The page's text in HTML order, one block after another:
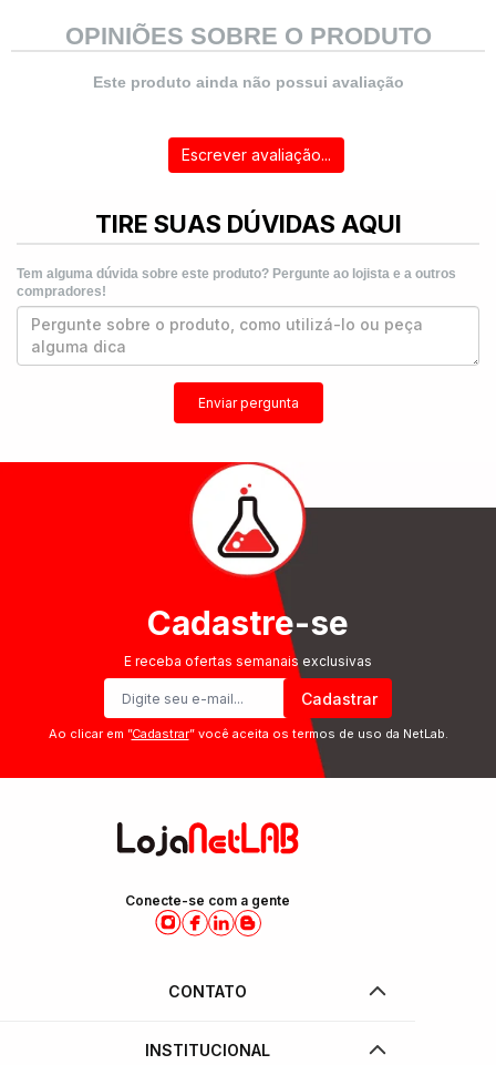
OPINIÕES SOBRE O PRODUTO
Este produto ainda não possui avaliação
Escrever avaliação...
TIRE SUAS DÚVIDAS AQUI
Tem alguma dúvida sobre este produto? Pergunte ao lojista e a outros
compradores!
Enviar pergunta
Cadastre-se
E receba ofertas semanais exclusivas
Cadastrar
Ao clicar em ”Cadastrar” você aceita os termos de uso da NetLab.
Conecte-se com a gente
CONTATO
INSTITUCIONAL